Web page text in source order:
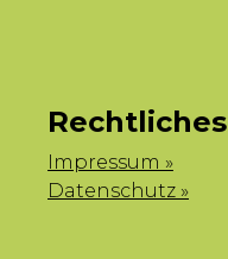
Rechtliches
Impressum »
Datenschutz »